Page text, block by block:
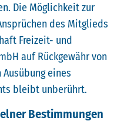
Die Möglichkeit zur
des Mitglieds
Freizeit- und
auf Rückgewähr von
eines
bleibt unberührt.
Bestimmungen